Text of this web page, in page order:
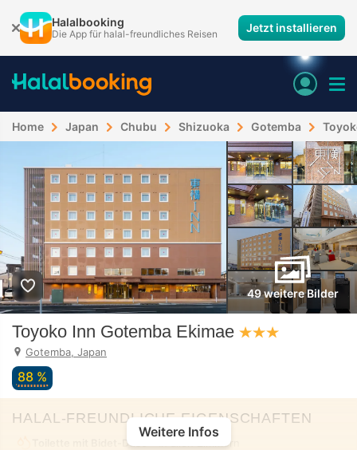
Halalbooking
Die App für halal-freundliches Reisen Jetzt installieren
Home Japan Chubu Shizuoka Gotemba
49 weitere Bilder
Toyoko Inn Gotemba Ekimae
Gotemba, Japan
88 %
HALAL-FREUNDLICHE EIGENSCHAFTEN
Toilette mit Bidet-Düse • In allen Zimmern
Weitere Infos